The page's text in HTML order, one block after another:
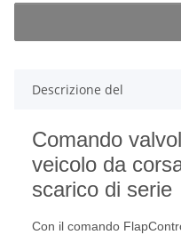
Descrizione del
Comando
veicolo da
scarico di serie
Con il comando